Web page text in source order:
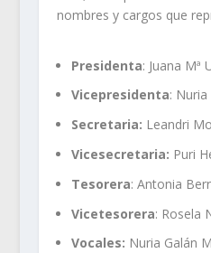
nombres y cargos que
Presidenta: Juana Mª
Vicepresidenta:
Secretaria: Leandri
Vicesecretaria: Puri
Tesorera: Antonia
Vicetesorera: Rosela
Vocales: Nuria Galán